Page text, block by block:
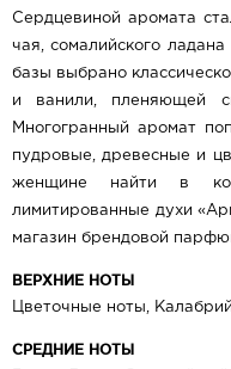
Сердцевиной аромата
чая, сомалийского
базы выбрано
и ванили, пленяющей
Многогранный аромат
пудровые, древесные и
женщине найти в
лимитированные духи
магазин брендовой
ВЕРХНИЕ НОТЫ
Цветочные ноты,
СРЕДНИЕ НОТЫ